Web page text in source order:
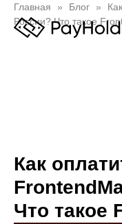
Главная Блог
России? Что такое
Как
Что такое